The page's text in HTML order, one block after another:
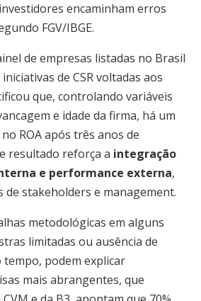
encaminham erros
FGV/IBGE.
de empresas listadas no Brasil
de CSR voltadas aos
que, controlando variáveis
e idade da firma, há um
ROA após três anos de
resultado reforça a integração
e performance externa,
de stakeholders e management.
metodológicas em alguns
limitadas ou ausência de
podem explicar
mais abrangentes, que